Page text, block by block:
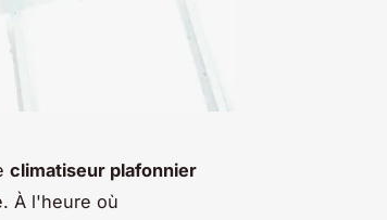
climatiseur plafonnier
À l'heure où